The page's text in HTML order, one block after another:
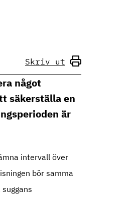
Skriv ut
något
säkerställa en
är
intervall över
bör samma